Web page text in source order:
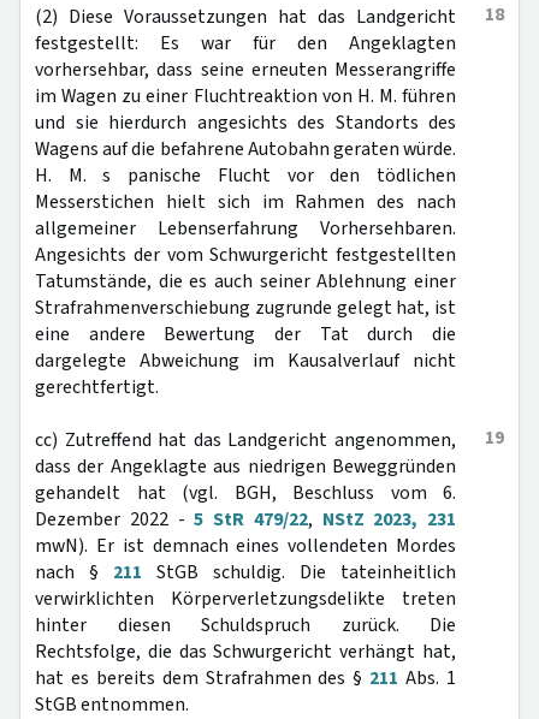
18
(2) Diese Voraussetzungen hat das Landgericht
festgestellt: Es war für den Angeklagten
vorhersehbar, dass seine erneuten Messerangriffe
im Wagen zu einer Fluchtreaktion von H. M. führen
und sie hierdurch angesichts des Standorts des
Wagens auf die befahrene Autobahn geraten würde.
H. M. s panische Flucht vor den tödlichen
Messerstichen hielt sich im Rahmen des nach
allgemeiner Lebenserfahrung Vorhersehbaren.
Angesichts der vom Schwurgericht festgestellten
Tatumstände, die es auch seiner Ablehnung einer
Strafrahmenverschiebung zugrunde gelegt hat, ist
eine andere Bewertung der Tat durch die
dargelegte Abweichung im Kausalverlauf nicht
gerechtfertigt.
19
cc) Zutreffend hat das Landgericht angenommen,
dass der Angeklagte aus niedrigen Beweggründen
gehandelt hat (vgl. BGH, Beschluss vom 6.
Dezember 2022 -5 StR 479/22, NStZ 2023, 231
mwN). Er ist demnach eines vollendeten Mordes
nach § 211 StGB schuldig. Die tateinheitlich
verwirklichten Körperverletzungsdelikte treten
hinter diesen Schuldspruch zurück. Die
Rechtsfolge, die das Schwurgericht verhängt hat,
hat es bereits dem Strafrahmen des § 211 Abs. 1
StGB entnommen.